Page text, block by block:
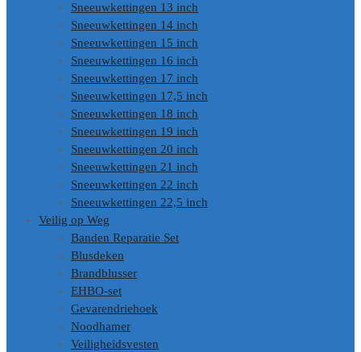
Sneeuwkettingen 13 inch
Sneeuwkettingen 14 inch
Sneeuwkettingen 15 inch
Sneeuwkettingen 16 inch
Sneeuwkettingen 17 inch
Sneeuwkettingen 17,5 inch
Sneeuwkettingen 18 inch
Sneeuwkettingen 19 inch
Sneeuwkettingen 20 inch
Sneeuwkettingen 21 inch
Sneeuwkettingen 22 inch
Sneeuwkettingen 22,5 inch
Veilig op Weg
Banden Reparatie Set
Blusdeken
Brandblusser
EHBO-set
Gevarendriehoek
Noodhamer
Veiligheidsvesten